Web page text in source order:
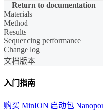
Return to documentation
Materials
Method
Results
Sequencing performance
Change log
文档版本
入门指南
购买 MinION 启动包